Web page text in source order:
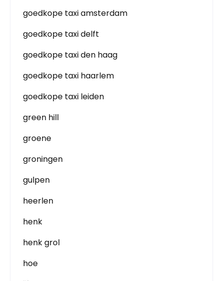
goedkope taxi amsterdam
goedkope taxi delft
goedkope taxi den haag
goedkope taxi haarlem
goedkope taxi leiden
green hill
groene
groningen
gulpen
heerlen
henk
henk grol
hoe